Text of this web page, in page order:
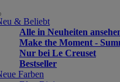
& Beliebt
Alle in Neuheiten
Make the Moment -
Nur bei Le Creuset
Bestseller
Farben